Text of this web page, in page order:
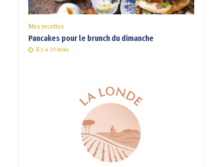
Mes recettes
Pancakes pour le brunch du dimanche
Il y a 10 mois